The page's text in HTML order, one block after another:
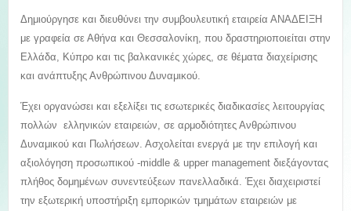
Δημιούργησε και διευθύνει την συμβουλευτική εταιρεία ΑΝΑΔΕΙΞΗ
με γραφεία σε Αθήνα και Θεσσαλονίκη, που δραστηριοποιείται στην
Ελλάδα, Κύπρο και τις βαλκανικές χώρες, σε θέματα διαχείρισης
και ανάπτυξης Ανθρώπινου Δυναμικού.
Έχει οργανώσει και εξελίξει τις εσωτερικές διαδικασίες λειτουργίας
πολλών ελληνικών εταιρειών, σε αρμοδιότητες Ανθρώπινου
Δυναμικού και Πωλήσεων. Ασχολείται ενεργά με την επιλογή και
αξιολόγηση προσωπικού -middle & upper management διεξάγοντας
πλήθος δομημένων συνεντεύξεων πανελλαδικά. Έχει διαχειριστεί
την εξωτερική υποστήριξη εμπορικών τμημάτων εταιρειών με